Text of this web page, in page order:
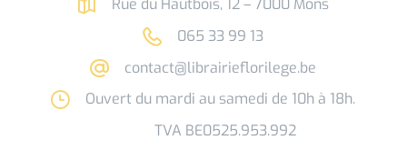
Rue du Hautbois, 12 – 7000 Mons
065 33 99 13
contact@librairieflorilege.be
Ouvert du mardi au samedi de 10h à 18h.
TVA BE0525.953.992